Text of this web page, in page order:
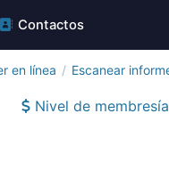
Contactos
en línea Escanear
Nivel de